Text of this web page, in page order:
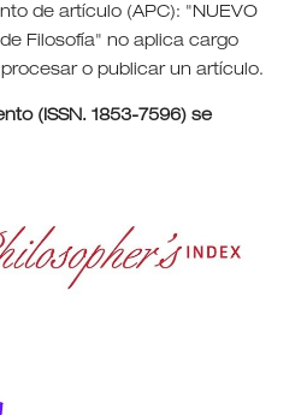
de artículo (APC): "NUEVO
Filosofía" no aplica cargo
o publicar un artículo.
(ISSN. 1853-7596) se